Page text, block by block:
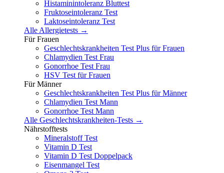
Histaminintoleranz Bluttest
Fruktoseintoleranz Test
Laktoseintoleranz Test
Alle Allergietests →
Für Frauen
Geschlechtskrankheiten Test Plus für Frauen
Chlamydien Test Frau
Gonorrhoe Test Frau
HSV Test für Frauen
Für Männer
Geschlechtskrankheiten Test Plus für Männer
Chlamydien Test Mann
Gonorrhoe Test Mann
Alle Geschlechtskrankheiten-Tests →
Nährstofftests
Mineralstoff Test
Vitamin D Test
Vitamin D Test Doppelpack
Eisenmangel Test